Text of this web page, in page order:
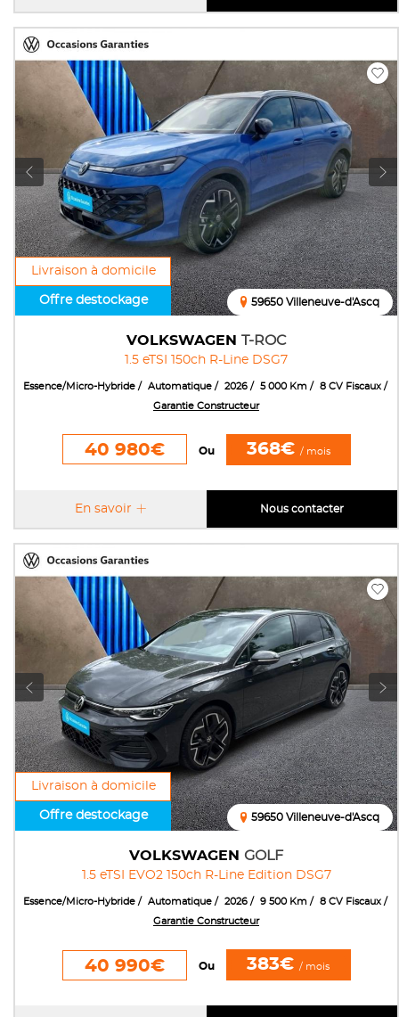
Livraison à domicile
Offre destockage
VOLKSWAGEN T-ROC
1.5 eTSI 150ch R-Line DSG7
59650 Villeneuve-d'Ascq
Essence/Micro-Hybride Automatique 2026 5 000 Km
8 CV Fiscaux
Garantie Constructeur
40 980€ Ou 368€ / mois
En savoir Nous contacter
Livraison à domicile
Offre destockage
VOLKSWAGEN GOLF
1.5 eTSI EVO2 150ch R-Line Edition DSG7
59650 Villeneuve-d'Ascq
Essence/Micro-Hybride Automatique 2026 9 500 Km
8 CV Fiscaux
Garantie Constructeur
40 990€ Ou 383€ / mois